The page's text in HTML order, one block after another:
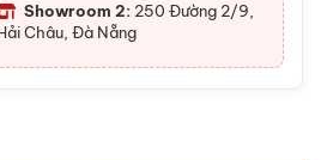
Showroom 2: 250 Đường 2/9,
Châu, Đà Nẵng
chỉ vàng hoạ tiết nhành hoa màu